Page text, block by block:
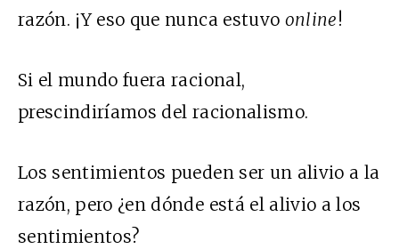
razón. ¡Y eso que nunca estuvo online!
Si el mundo fuera racional,
prescindiríamos del racionalismo.
Los sentimientos pueden ser un alivio a la
razón, pero ¿en dónde está el alivio a los
sentimientos?